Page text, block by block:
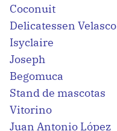
Coconuit
Delicatessen Velasco
Isyclaire
Joseph
Begomuca
Stand de mascotas
Vitorino
Juan Antonio López